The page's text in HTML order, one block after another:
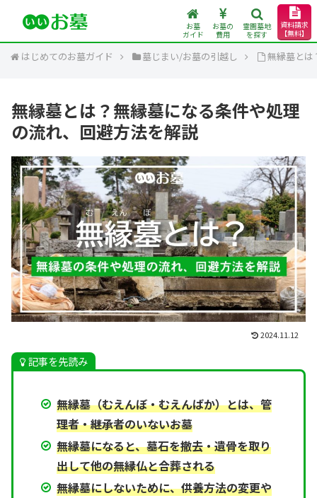
お墓
ガイド
お墓の
費用
霊園墓地
を探す
資料請求
【無料】
はじめてのお墓ガイド 墓じまい/お墓の引越し 無縁墓とは
無縁墓とは？無縁墓になる条件や処理
の流れ、回避方法を解説
2024.11.12
記事を先読み
無縁墓（むえんぼ・むえんばか）とは、管
理者・継承者のいないお墓
無縁墓になると、墓石を撤去・遺骨を取り
出して他の無縁仏と合葬される
無縁墓にしないために、供養方法の変更や